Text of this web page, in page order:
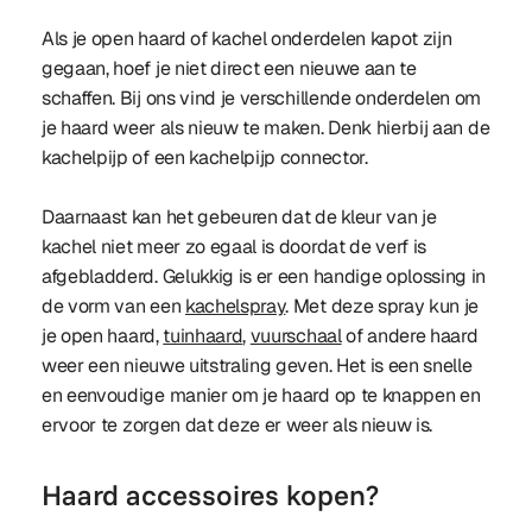
Als je open haard of kachel onderdelen kapot zijn
gegaan, hoef je niet direct een nieuwe aan te
schaffen. Bij ons vind je verschillende onderdelen om
je haard weer als nieuw te maken. Denk hierbij aan de
kachelpijp of een kachelpijp connector.
Daarnaast kan het gebeuren dat de kleur van je
kachel niet meer zo egaal is doordat de verf is
afgebladderd. Gelukkig is er een handige oplossing in
de vorm van een kachelspray. Met deze spray kun je
je open haard,tuinhaard,vuurschaalof andere haard
weer een nieuwe uitstraling geven. Het is een snelle
en eenvoudige manier om je haard op te knappen en
ervoor te zorgen dat deze er weer als nieuw is.
Haard accessoires kopen?